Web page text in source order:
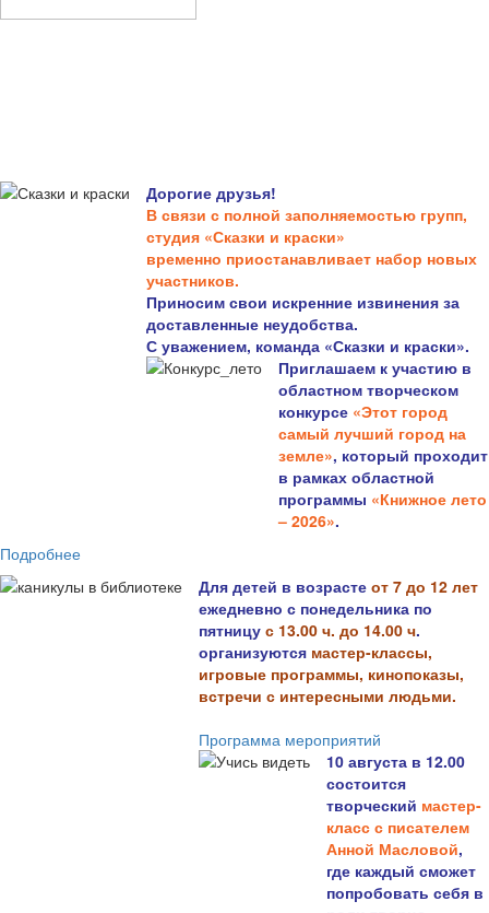
Дорогие друзья!
В связи с полной заполняемостью групп,
студия «Сказки и краски»
временно приостанавливает набор новых
участников.
Приносим свои искренние извинения за
доставленные неудобства.
С уважением, команда «Сказки и краски».
Приглашаем к участию в
областном творческом
конкурсе «Этот город
самый лучший город на
земле», который проходит
в рамках областной
программы «Книжное лето
– 2026».
Подробнее
Для детей в возрасте от 7 до 12 лет
ежедневно с понедельника по
пятницу с 13.00 ч. до 14.00 ч.
организуются мастер-классы,
игровые программы, кинопоказы,
встречи с интересными людьми.
Программа мероприятий
10 августа в 12.00
состоится
творческий мастер-
класс с писателем
Анной Масловой,
где каждый сможет
попробовать себя в